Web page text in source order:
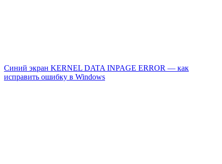
Синий экран KERNEL DATA INPAGE ERROR — как
исправить ошибку в Windows